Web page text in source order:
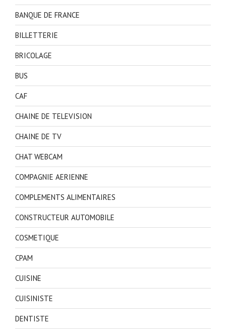
BANQUE DE FRANCE
BILLETTERIE
BRICOLAGE
BUS
CAF
CHAINE DE TELEVISION
CHAINE DE TV
CHAT WEBCAM
COMPAGNIE AERIENNE
COMPLEMENTS ALIMENTAIRES
CONSTRUCTEUR AUTOMOBILE
COSMETIQUE
CPAM
CUISINE
CUISINISTE
DENTISTE